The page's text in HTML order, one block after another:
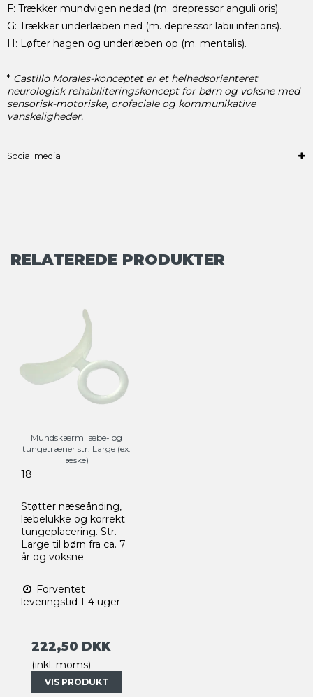
F: Trækker mundvigen nedad (m. drepressor anguli oris).
G: Trækker underlæben ned (m. depressor labii inferioris).
H: Løfter hagen og underlæben op (m. mentalis).
* Castillo Morales-konceptet er et helhedsorienteret
neurologisk rehabiliteringskoncept for børn og voksne med
sensorisk-motoriske, orofaciale og kommunikative
vanskeligheder.
Social media
RELATEREDE PRODUKTER
Mundskærm læbe- og
tungetræner str. Large (ex.
æske)
18
Støtter næseånding,
læbelukke og korrekt
tungeplacering. Str.
Large til børn fra ca. 7
år og voksne
Forventet
leveringstid 1-4 uger
222,50 DKK
(inkl. moms)
VIS PRODUKT